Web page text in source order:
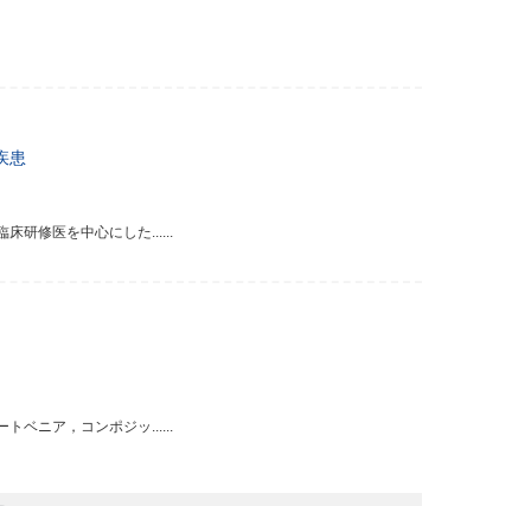
患
床研修医を中心にした......
トベニア，コンポジッ......